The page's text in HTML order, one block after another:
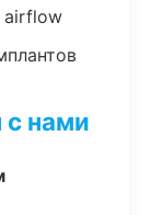
airflow
нами